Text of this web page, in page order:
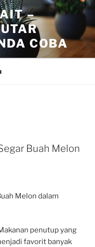
–
COBA
Buah Melon
Melon dalam
penutup yang
favorit banyak